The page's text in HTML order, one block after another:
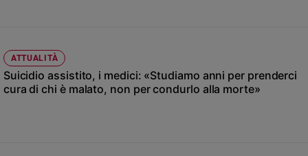
e
inclusione
Costume
ATTUALITÀ
Suicidio assistito, i medici: «Studiamo anni per prenderci
cura di chi è malato, non per condurlo alla morte»